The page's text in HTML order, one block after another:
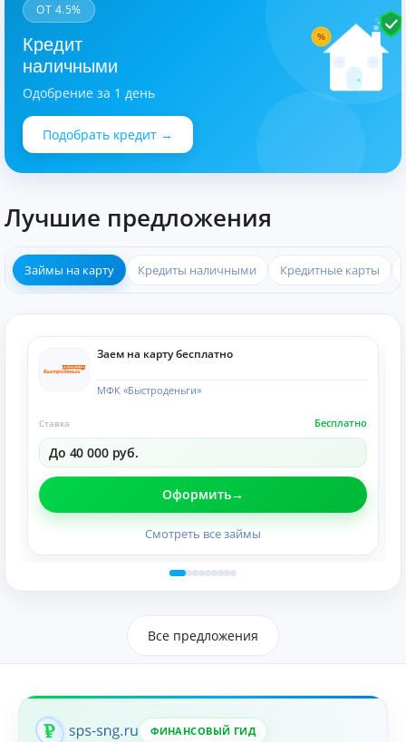
%
ОТ 4.5%
Кредит
наличными
Одобрение за 1 день
Подобрать кредит →
Лучшие предложения
Займы на карту Кредиты наличными Кредитные карты
Заем на карту бесплатно
МФК «Быстроденьги»
Бесплатно
Ставка
До 40 000 руб.
Оформить
Смотреть все займы
Все предложения
ФИНАНСОВЫЙ ГИД